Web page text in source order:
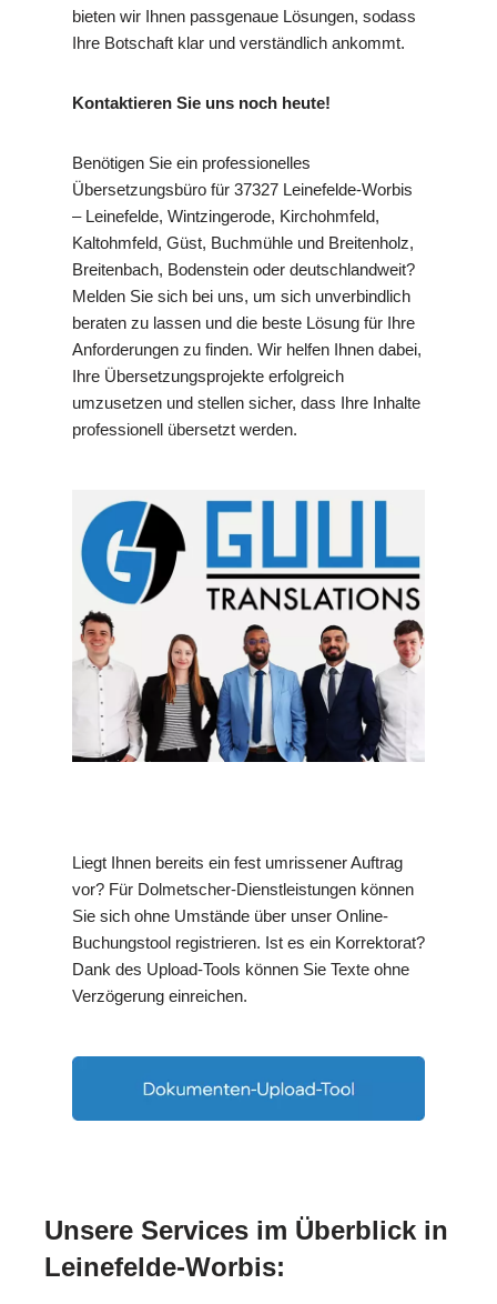
bieten wir Ihnen passgenaue Lösungen, sodass
Ihre Botschaft klar und verständlich ankommt.
Kontaktieren Sie uns noch heute!
Benötigen Sie ein professionelles
Übersetzungsbüro für 37327 Leinefelde-Worbis
– Leinefelde, Wintzingerode, Kirchohmfeld,
Kaltohmfeld, Güst, Buchmühle und Breitenholz,
Breitenbach, Bodenstein oder deutschlandweit?
Melden Sie sich bei uns, um sich unverbindlich
beraten zu lassen und die beste Lösung für Ihre
Anforderungen zu finden. Wir helfen Ihnen dabei,
Ihre Übersetzungsprojekte erfolgreich
umzusetzen und stellen sicher, dass Ihre Inhalte
professionell übersetzt werden.
Liegt Ihnen bereits ein fest umrissener Auftrag
vor? Für Dolmetscher-Dienstleistungen können
Sie sich ohne Umstände über unser Online-
Buchungstool registrieren. Ist es ein Korrektorat?
Dank des Upload-Tools können Sie Texte ohne
Verzögerung einreichen.
Unsere Services im Überblick in
Leinefelde-Worbis: